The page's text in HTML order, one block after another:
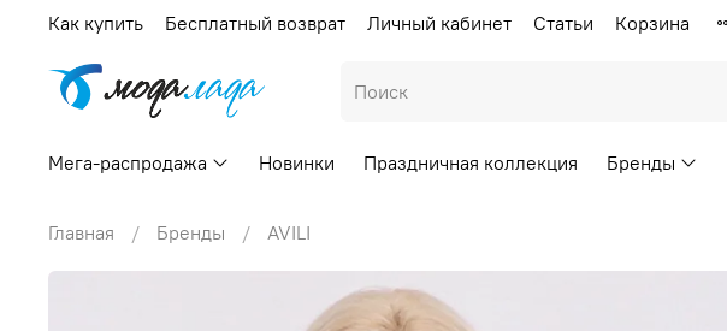
Как купить Бесплатный возврат Личный кабинет Статьи Корзина
Мега-распродажа Новинки Праздничная коллекция Бренды
Главная Бренды AVILI